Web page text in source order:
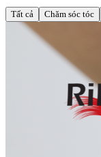
Tất cả Chăm sóc tóc